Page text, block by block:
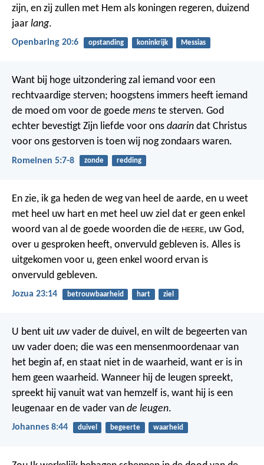
zijn, en zij zullen met Hem als koningen regeren, duizend
jaar lang.
Openbaring 20:6 opstanding koninkrijk Messias
Want bij hoge uitzondering zal iemand voor een
rechtvaardige sterven; hoogstens immers heeft iemand
de moed om voor de goede mens te sterven. God
echter bevestigt Zijn liefde voor ons daarin dat Christus
voor ons gestorven is toen wij nog zondaars waren.
Romeinen 5:7-8 zonde redding
En zie, ik ga heden de weg van heel de aarde, en u weet
met heel uw hart en met heel uw ziel dat er geen enkel
woord van al de goede woorden die de HEERE, uw God,
over u gesproken heeft, onvervuld gebleven is. Alles is
uitgekomen voor u, geen enkel woord ervan is
onvervuld gebleven.
Jozua 23:14 betrouwbaarheid hart ziel
U bent uit uw vader de duivel, en wilt de begeerten van
uw vader doen; die was een mensenmoordenaar van
het begin af, en staat niet in de waarheid, want er is in
hem geen waarheid. Wanneer hij de leugen spreekt,
spreekt hij vanuit wat van hemzelf is, want hij is een
leugenaar en de vader van de leugen.
Johannes 8:44 duivel begeerte waarheid